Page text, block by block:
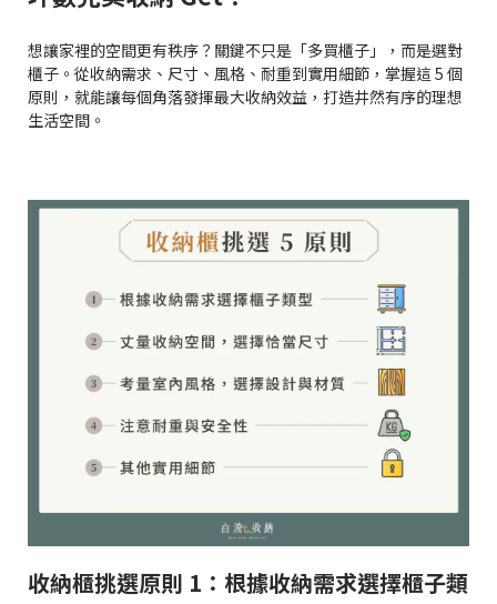
想讓家裡的空間更有秩序？關鍵不只是「多買櫃子」，而是選對
櫃子。從收納需求、尺寸、風格、耐重到實用細節，掌握這 5 個
原則，就能讓每個角落發揮最大收納效益，打造井然有序的理想
生活空間。
收納櫃挑選原則 1：根據收納需求選擇櫃子類